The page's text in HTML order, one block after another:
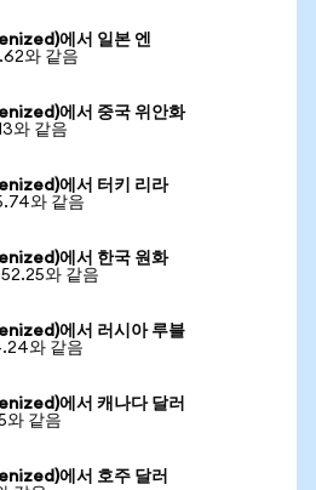
에서 일본 엔
와 같음
에서 중국 위안화
와 같음
에서 터키 리라
와 같음
에서 한국 원화
와 같음
에서 러시아 루블
와 같음
에서 캐나다 달러
와 같음
에서 호주 달러